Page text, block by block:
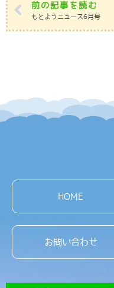
前の記事を読む
もとようニュース6月号
HOME
お問い合わせ